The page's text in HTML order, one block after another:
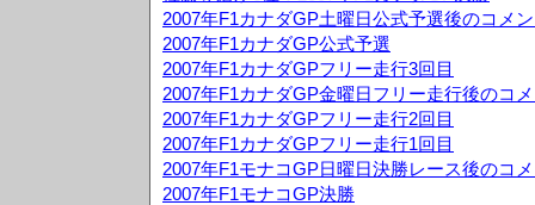
2007年F1カナダGP土曜日公式予選後のコメ
2007年F1カナダGP公式予選
2007年F1カナダGPフリー走行3回目
2007年F1カナダGP金曜日フリー走行後のコ
2007年F1カナダGPフリー走行2回目
2007年F1カナダGPフリー走行1回目
2007年F1モナコGP日曜日決勝レース後のコ
2007年F1モナコGP決勝